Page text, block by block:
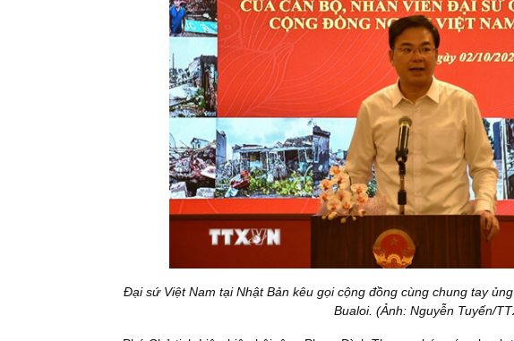
Đại sứ Việt Nam tại Nhật Bản kêu gọi cộng đồng cùng chung tay
Bualoi. (Ảnh: Nguyễn Tuyến/